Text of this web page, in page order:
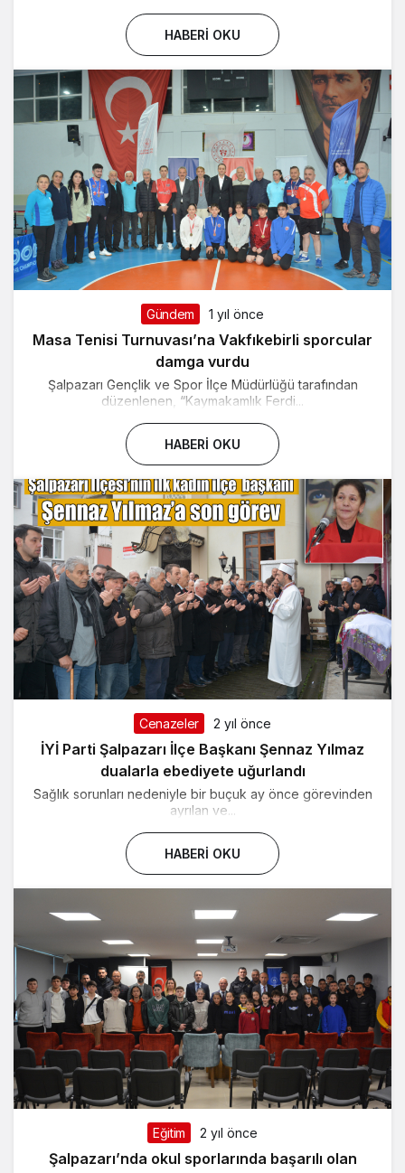
HABERI OKU
Gündem 1 yıl önce
Masa Tenisi Turnuvası’na Vakfıkebirli sporcular
damga vurdu
Şalpazarı Gençlik ve Spor İlçe Müdürlüğü tarafından
düzenlenen, “Kaymakamlık Ferdi...
HABERI OKU
Cenazeler 2 yıl önce
İYİ Parti Şalpazarı İlçe Başkanı Şennaz Yılmaz
dualarla ebediyete uğurlandı
Sağlık sorunları nedeniyle bir buçuk ay önce görevinden
ayrılan ve...
HABERI OKU
Eğitim 2 yıl önce
Şalpazarı’nda okul sporlarında başarılı olan